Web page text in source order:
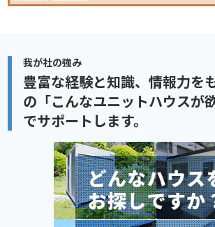
我が社の強み
豊富な経験と知識、情報力をも
の「こんなユニットハウスが
でサポートします。